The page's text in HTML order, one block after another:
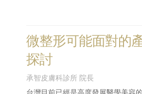
微整形可能面對的
探討
承智皮膚科診所 院長